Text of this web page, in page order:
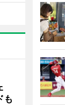
も